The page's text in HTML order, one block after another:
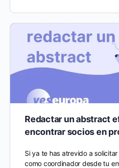
Redactar un abstract
encontrar socios en
Si ya te has atrevido a
como coordinador desde tu